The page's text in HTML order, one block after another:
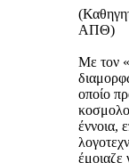
ΑΠΘ)
Με τον
οποίο
έννοια,
έμοιαζε